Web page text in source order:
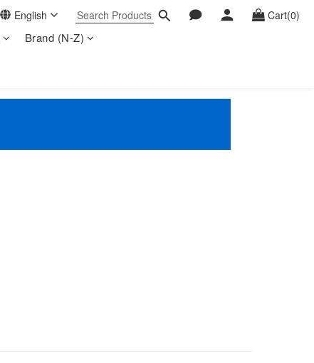
English Cart(0)
Brand (N-Z)